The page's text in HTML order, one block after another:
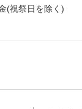
(祝祭日を除く)